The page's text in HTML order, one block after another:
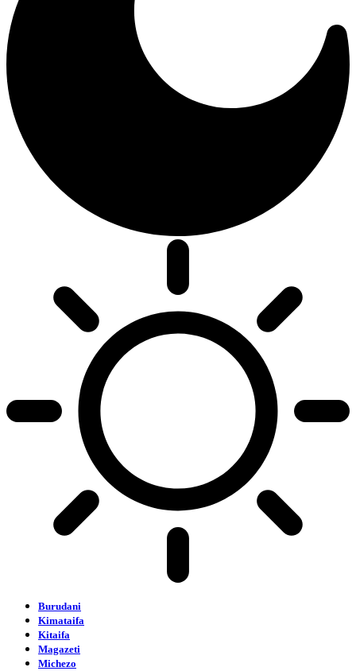
Burudani
Kimataifa
Kitaifa
Magazeti
Michezo